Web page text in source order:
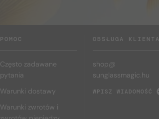
POMOC
Często zadawane
pytania
Warunki dostawy
Warunki zwrotów i
OBSŁUGA KLIENTA
shop@
sunglassmagic.hu
WPISZ WIADOMOŚĆ